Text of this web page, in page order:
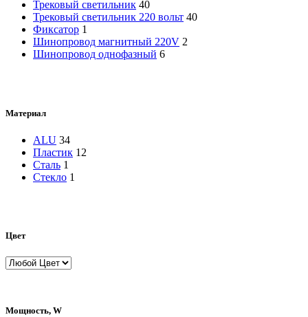
Трековый светильник 40
Трековый светильник 220 вольт 40
Фиксатор 1
Шинопровод магнитный 220V 2
Шинопровод однофазный 6
Материал
ALU 34
Пластик 12
Сталь 1
Стекло 1
Цвет
Мощность, W